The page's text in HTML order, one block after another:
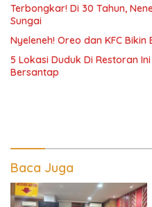
Terbongkar! Di 30 Tahun,
Sungai
Nyeleneh! Oreo dan KFC
5 Lokasi Duduk Di Restoran
Bersantap
Baca Juga